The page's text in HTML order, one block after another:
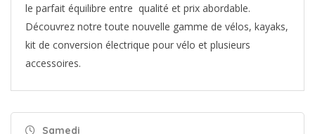
le parfait équilibre entre qualité et prix abordable.
Découvrez notre toute nouvelle gamme de vélos, kayaks,
kit de conversion électrique pour vélo et plusieurs
accessoires.
Samedi